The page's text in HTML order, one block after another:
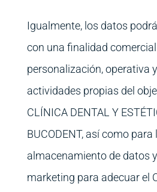
Igualmente, los datos
con una finalidad
personalización, operativa
actividades propias del
CLÍNICA DENTAL Y
BUCODENT, así como
almacenamiento de datos
marketing para adecuar el